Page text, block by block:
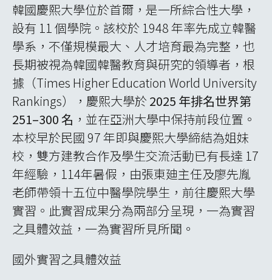
韓國慶熙大學位於首爾，是一所綜合性大學，
設有 11 個學院。該校於 1948 年率先成立韓醫
學系，不僅規模最大、人才培育最為完整，也
長期被視為韓國韓醫教育與研究的領導者，根
據（Times Higher Education World University
Rankings），慶熙大學於 2025 年排名世界第
251–300 名 ，並在亞洲大學中保持前段位置。
本校早於民國 97 年即與慶熙大學締結為姐妹
校，雙方建教合作及學生交流活動已有長達 17
年經驗，114年暑假，由張東廸主任及廖先胤
老師帶領十五位中醫學院學生，前往慶熙大學
實習。此實習成果分為兩部分呈現，一為實習
之具體效益，一為實習所見所聞。
國外實習之具體效益